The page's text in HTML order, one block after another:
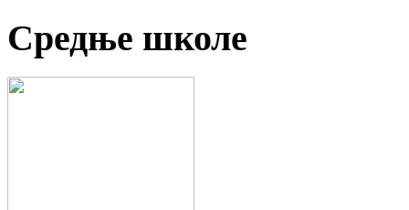
Средње школе